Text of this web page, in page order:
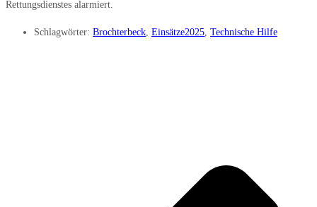
Rettungsdienstes alarmiert.
Schlagwörter: Brochterbeck, Einsätze2025, Technische Hilfe